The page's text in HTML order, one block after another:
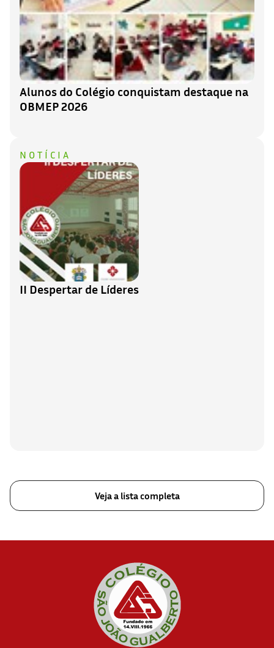
Alunos do Colégio conquistam destaque na
OBMEP 2026
NOTÍCIA
II Despertar de Líderes
Veja a lista completa